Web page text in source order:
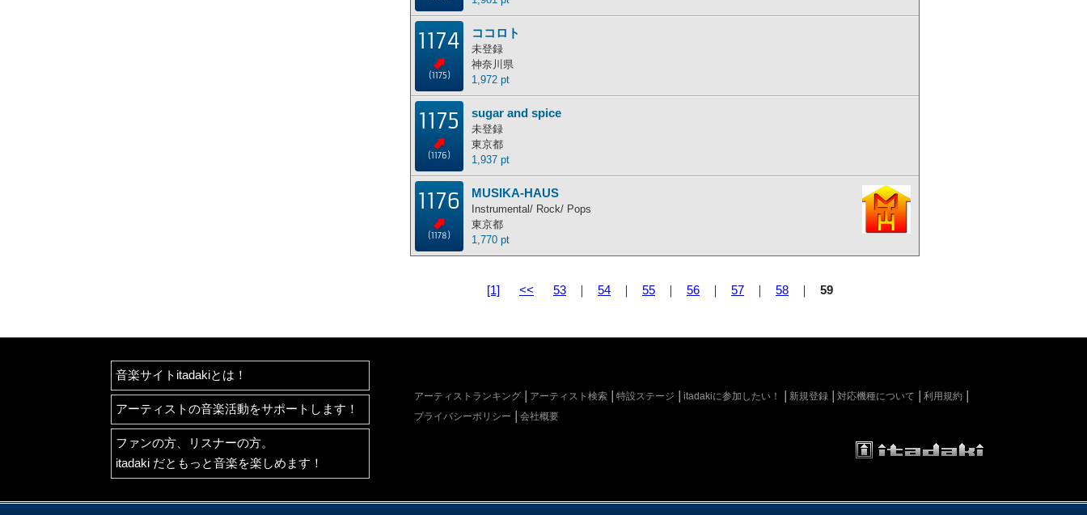
1174
(1175)
ココロト
未登録
神奈川県
1,972 pt
1175
(1176)
sugar and spice
未登録
東京都
1,937 pt
1176
(1178)
MUSIKA-HAUS
Instrumental/ Rock/ Pops
東京都
1,770 pt
[1] << 53 54 55 56 57 58 59
音楽サイトitadakiとは！
アーティストの音楽活動をサポートします！
ファンの方、リスナーの方。
itadaki だともっと音楽を楽しめます！
アーティストランキング アーティスト検索 特設ステージ itadakiに参加したい！ 新規登録 対応機種について
利用規約
プライバシーポリシー
会社概要